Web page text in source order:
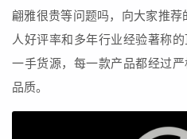
翩雅很贵等问题吗，向大家推
人好评率和多年行业经验著称
一手货源，每一款产品都经过
品质。